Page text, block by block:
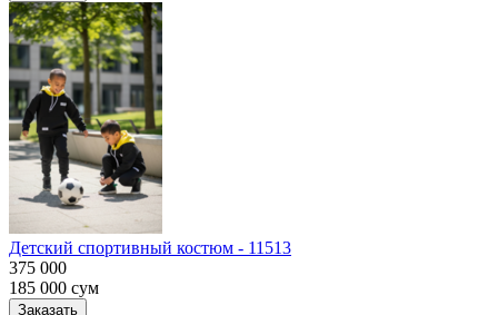
Детский спортивный костюм - 11513
375 000
185 000 сум
Заказать